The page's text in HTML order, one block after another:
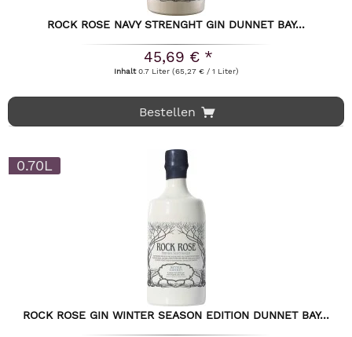
ROCK ROSE NAVY STRENGHT GIN DUNNET BAY...
45,69 € *
Inhalt0.7 Liter (65,27 € / 1 Liter)
Bestellen
0.70L
ROCK ROSE GIN WINTER SEASON EDITION DUNNET BAY...